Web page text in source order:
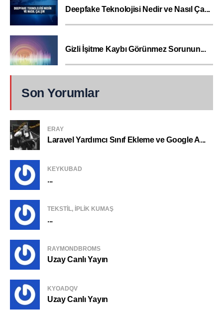
Deepfake Teknolojisi Nedir ve Nasıl Ça...
Gizli İşitme Kaybı Görünmez Sorunun...
Son Yorumlar
ERAY
Laravel Yardımcı Sınıf Ekleme ve Google A...
KEYKUBAD
...
TEKSTIL, IPLIK KUMAŞ
...
RAYMONDBROMS
Uzay Canlı Yayın
KYOADQV
Uzay Canlı Yayın